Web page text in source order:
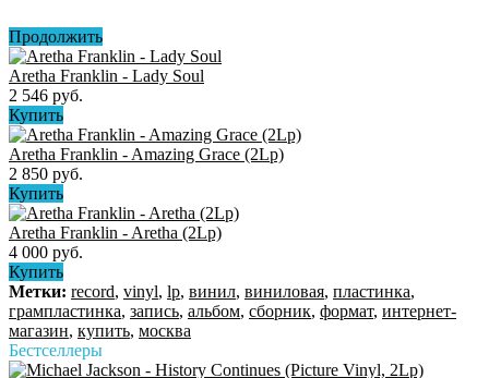
Продолжить
Aretha Franklin - Lady Soul
2 546 руб.
Купить
Aretha Franklin - Amazing Grace (2Lp)
2 850 руб.
Купить
Aretha Franklin - Aretha (2Lp)
4 000 руб.
Купить
Метки: record, vinyl, lp, винил, виниловая, пластинка,
грампластинка, запись, альбом, сборник, формат, интернет-
магазин, купить, москва
Бестселлеры